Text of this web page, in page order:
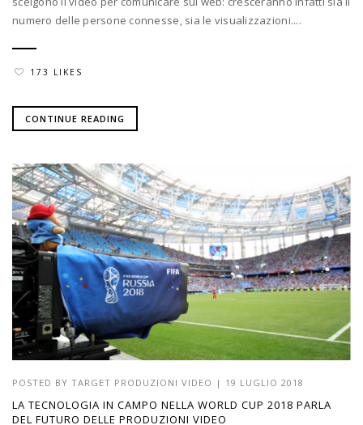
numero delle persone connesse, sia le visualizzazioni....
173 LIKES
CONTINUE READING
POSTED BY TARGET PRODUZIONI VIDEO | 19 LUGLIO 2018
LA TECNOLOGIA IN CAMPO NELLA WORLD CUP 2018 PARLA
DEL FUTURO DELLE PRODUZIONI VIDEO